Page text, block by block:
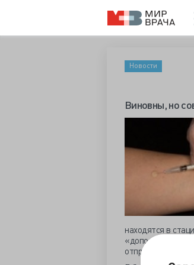
Новости
Виновны, но
находятся в
отправить на